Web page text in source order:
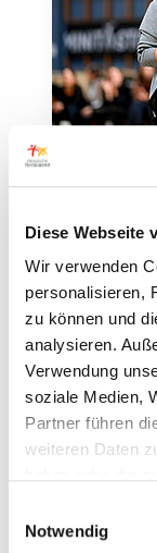
Diese Webseite
Wir verwenden
personalisieren,
zu können und
analysieren.
Verwendung
soziale Medien,
Partner führen
weiteren Daten
Notwendig
der
Am 8.
der
Die Voll-
Treffen